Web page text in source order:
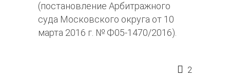
(постановление Арбитражного
суда Московского округа от 10
марта 2016 г. № Ф05-1470/2016).
2